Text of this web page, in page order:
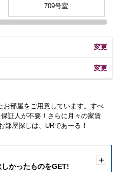
709号室
変更
変更
お部屋をご用意しています。すべ
証人が不要！さらに月々の家賃
部屋探しは、URであーる！
かったものをGET!